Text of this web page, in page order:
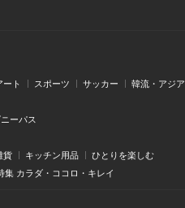
ート スポーツ サッカー 韓流・アジア
ーパス
貨 キッチン用品 ひとりを楽しむ
集 カラダ・ココロ・キレイ